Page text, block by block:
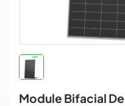
Module Bifacial